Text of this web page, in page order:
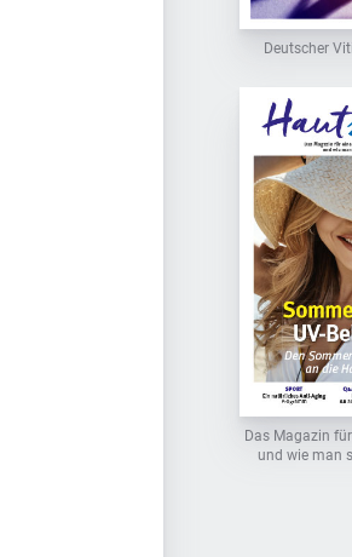
Deutscher
Das Magazin
und wie man